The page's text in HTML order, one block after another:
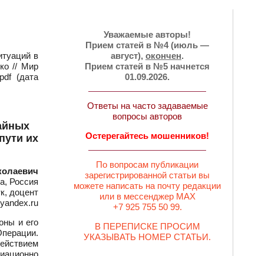
в
// Мир
(дата
их
Россия
доцент
и его
Уважаемые авторы!
Прием статей в №4 (июль —
август), окончен.
Прием статей в №5 начнется
01.09.2026.
Ответы на часто задаваемые
вопросы авторов
Остерегайтесь мошенников!
По вопросам публикации
зарегистрированной статьи вы
можете написать на почту редакции
или в мессенджер MAX
+7 925 755 50 99.
В ПЕРЕПИСКЕ ПРОСИМ
УКАЗЫВАТЬ НОМЕР СТАТЬИ.